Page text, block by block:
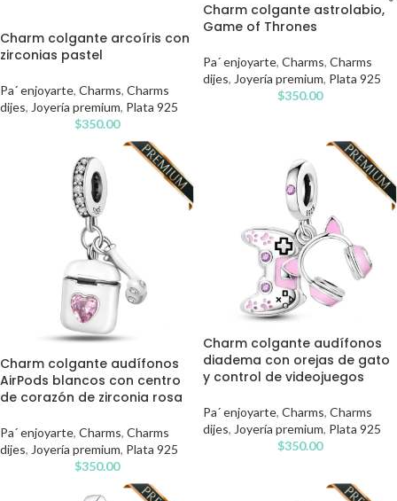
Charm colgante arcoíris con
zirconias pastel
Pa´ enjoyarte, Charms, Charms
dijes, Joyería premium, Plata 925
$350.00
Charm colgante astrolabio,
Game of Thrones
Pa´ enjoyarte, Charms, Charms
dijes, Joyería premium, Plata 925
$350.00
Charm colgante audífonos
AirPods blancos con centro
de corazón de zirconia rosa
Pa´ enjoyarte, Charms, Charms
dijes, Joyería premium, Plata 925
$350.00
Charm colgante audífonos
diadema con orejas de gato
y control de videojuegos
Pa´ enjoyarte, Charms, Charms
dijes, Joyería premium, Plata 925
$350.00